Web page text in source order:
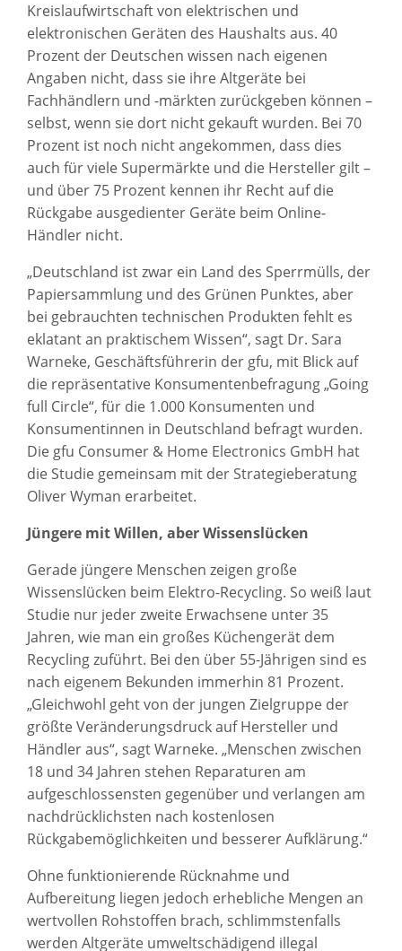
Kreislaufwirtschaft von elektrischen und
elektronischen Geräten des Haushalts aus. 40
Prozent der Deutschen wissen nach eigenen
Angaben nicht, dass sie ihre Altgeräte bei
Fachhändlern und -märkten zurückgeben können –
selbst, wenn sie dort nicht gekauft wurden. Bei 70
Prozent ist noch nicht angekommen, dass dies
auch für viele Supermärkte und die Hersteller gilt –
und über 75 Prozent kennen ihr Recht auf die
Rückgabe ausgedienter Geräte beim Online-
Händler nicht.
„Deutschland ist zwar ein Land des Sperrmülls, der
Papiersammlung und des Grünen Punktes, aber
bei gebrauchten technischen Produkten fehlt es
eklatant an praktischem Wissen“, sagt Dr. Sara
Warneke, Geschäftsführerin der gfu, mit Blick auf
die repräsentative Konsumentenbefragung „Going
full Circle“, für die 1.000 Konsumenten und
Konsumentinnen in Deutschland befragt wurden.
Die gfu Consumer & Home Electronics GmbH hat
die Studie gemeinsam mit der Strategieberatung
Oliver Wyman erarbeitet.
Jüngere mit Willen, aber Wissenslücken
Gerade jüngere Menschen zeigen große
Wissenslücken beim Elektro-Recycling. So weiß laut
Studie nur jeder zweite Erwachsene unter 35
Jahren, wie man ein großes Küchengerät dem
Recycling zuführt. Bei den über 55-Jährigen sind es
nach eigenem Bekunden immerhin 81 Prozent.
„Gleichwohl geht von der jungen Zielgruppe der
größte Veränderungsdruck auf Hersteller und
Händler aus“, sagt Warneke. „Menschen zwischen
18 und 34 Jahren stehen Reparaturen am
aufgeschlossensten gegenüber und verlangen am
nachdrücklichsten nach kostenlosen
Rückgabemöglichkeiten und besserer Aufklärung.“
Ohne funktionierende Rücknahme und
Aufbereitung liegen jedoch erhebliche Mengen an
wertvollen Rohstoffen brach, schlimmstenfalls
werden Altgeräte umweltschädigend illegal